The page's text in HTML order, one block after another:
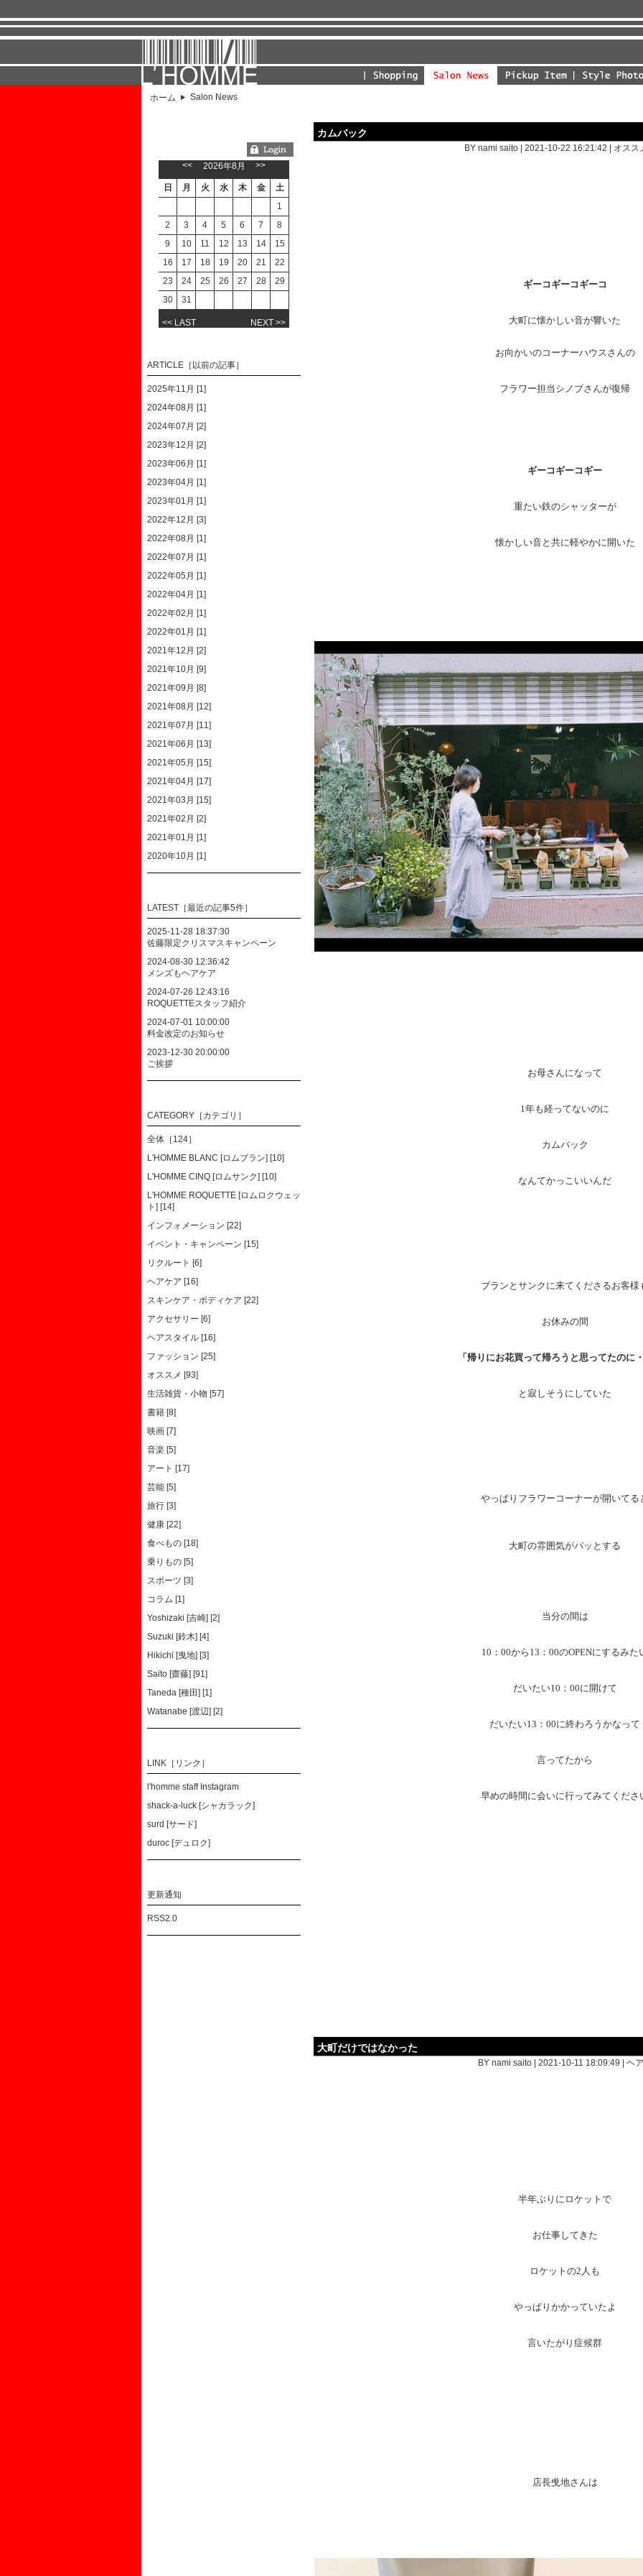
ホーム Salon News
カムバック
BY nami saito | 2021-10-22 16:21:42 | オスス
ギーコギーコギーコ
大町に懐かしい音が響いた
お向かいのコーナーハウスさんの
フラワー担当シノブさんが復帰
ギーコギーコギー
重たい鉄のシャッターが
懐かしい音と共に軽やかに開いた
お母さんになって
1年も経ってないのに
カムバック
なんてかっこいいんだ
ブランとサンクに来てくださるお客様
お休みの間
「帰りにお花買って帰ろうと思ってたのに
と寂しそうにしていた
やっぱりフラワーコーナーが開いてる
大町の雰囲気がパッとする
当分の間は
10：00から13：00のOPENにするみた
だいたい10：00に開けて
だいたい13：00に終わろうかなって
言ってたから
早めの時間に会いに行ってみてくださ
大町だけではなかった
BY nami saito | 2021-10-11 18:09:49 | ヘ
半年ぶりにロケットで
お仕事してきた
ロケットの2人も
やっぱりかかっていたよ
言いたがり症候群
店長曵地さんは
<<
2026年8月 >>
日 月 火 水 木 金
土
1
2
3 4 5 6 7
8
9
10 11 12 13 14
15
16
17 18 19 20 21
22
23
24 25 26 27 28
29
30
31
<< LAST NEXT >>
ARTICLE［以前の記事］
2025年11月 [1]
2024年08月 [1]
2024年07月 [2]
2023年12月 [2]
2023年06月 [1]
2023年04月 [1]
2023年01月 [1]
2022年12月 [3]
2022年08月 [1]
2022年07月 [1]
2022年05月 [1]
2022年04月 [1]
2022年02月 [1]
2022年01月 [1]
2021年12月 [2]
2021年10月 [9]
2021年09月 [8]
2021年08月 [12]
2021年07月 [11]
2021年06月 [13]
2021年05月 [15]
2021年04月 [17]
2021年03月 [15]
2021年02月 [2]
2021年01月 [1]
2020年10月 [1]
LATEST［最近の記事5件］
2025-11-28 18:37:30
佐藤限定クリスマスキャンペーン
2024-08-30 12:36:42
メンズもヘアケア
2024-07-26 12:43:16
ROQUETTEスタッフ紹介
2024-07-01 10:00:00
料金改定のお知らせ
2023-12-30 20:00:00
ご挨拶
CATEGORY［カテゴリ］
全体［124］
L'HOMME BLANC [ロムブラン] [10]
L'HOMME CINQ [ロムサンク] [10]
L'HOMME ROQUETTE [ロムロクウェッ
ト] [14]
インフォメーション [22]
イベント・キャンペーン [15]
リクルート [6]
ヘアケア [16]
スキンケア・ボディケア [22]
アクセサリー [6]
ヘアスタイル [16]
ファッション [25]
オススメ [93]
生活雑貨・小物 [57]
書籍 [8]
映画 [7]
音楽 [5]
アート [17]
芸能 [5]
旅行 [3]
健康 [22]
食べもの [18]
乗りもの [5]
スポーツ [3]
コラム [1]
Yoshizaki [吉崎] [2]
Suzuki [鈴木] [4]
Hikichi [曳地] [3]
Saito [齋藤] [91]
Taneda [種田] [1]
Watanabe [渡辺] [2]
LINK［リンク］
l'homme staff Instagram
shack-a-luck [シャカラック]
surd [サード]
duroc [デュロク]
更新通知
RSS2.0